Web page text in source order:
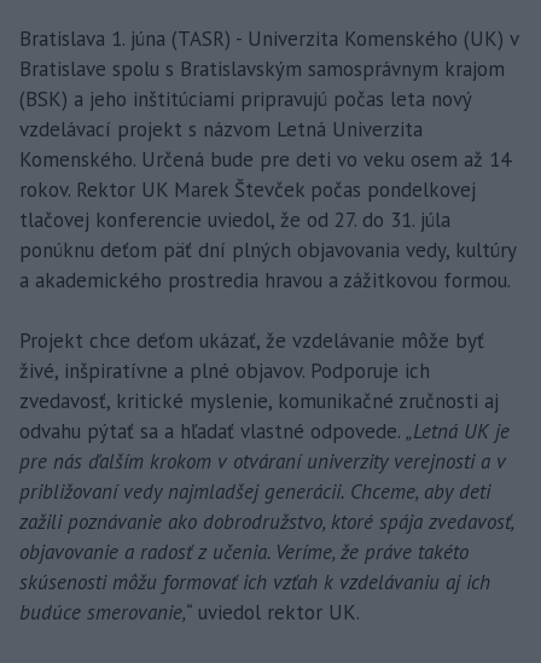
Bratislava 1. júna (TASR) - Univerzita Komenského (UK) v
Bratislave spolu s Bratislavským samosprávnym krajom
(BSK) a jeho inštitúciami pripravujú počas leta nový
vzdelávací projekt s názvom Letná Univerzita
Komenského. Určená bude pre deti vo veku osem až 14
rokov. Rektor UK Marek Števček počas pondelkovej
tlačovej konferencie uviedol, že od 27. do 31. júla
ponúknu deťom päť dní plných objavovania vedy, kultúry
a akademického prostredia hravou a zážitkovou formou.
Projekt chce deťom ukázať, že vzdelávanie môže byť
živé, inšpiratívne a plné objavov. Podporuje ich
zvedavosť, kritické myslenie, komunikačné zručnosti aj
odvahu pýtať sa a hľadať vlastné odpovede. „Letná UK je
pre nás ďalším krokom v otváraní univerzity verejnosti a v
približovaní vedy najmladšej generácii. Chceme, aby deti
zažili poznávanie ako dobrodružstvo, ktoré spája zvedavosť,
objavovanie a radosť z učenia. Veríme, že práve takéto
skúsenosti môžu formovať ich vzťah k vzdelávaniu aj ich
budúce smerovanie,“ uviedol rektor UK.